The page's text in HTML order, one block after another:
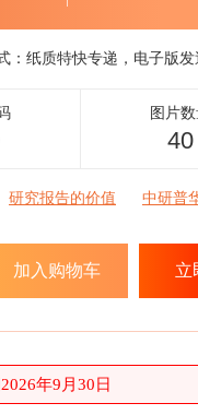
： 纸质特快专递，电子版
图片
40
研究报告的价值 中研普
加入购物车 立
年9月30日